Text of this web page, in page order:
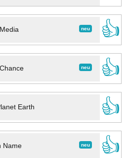
neu
👍
neu
👍
Earth
👍
neu
Name
👍